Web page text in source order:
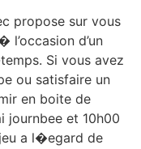
propose sur vous
d’un
Si vous avez
ou satisfaire un
en boite de
journbee et 10h00
a l�egard de